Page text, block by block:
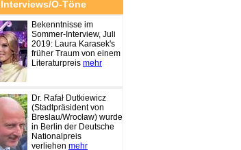
Interviews/O-Töne
Bekenntnisse im
Sommer-Interview, Juli
2019: Laura Karasek's
früher Traum von einem
Literaturpreis mehr
Dr. Rafał Dutkiewicz
(Stadtpräsident von
Breslau/Wrocław) wurde
in Berlin der Deutsche
Nationalpreis
verliehen mehr